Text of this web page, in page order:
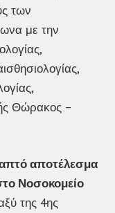
των
με την
Θώρακος –
απτό αποτέλεσμα
Νοσοκομείο
της 4ης